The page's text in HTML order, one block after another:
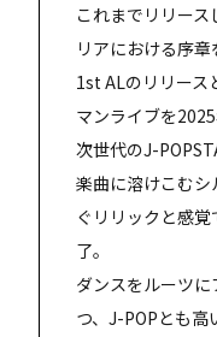
これまでリリー
リアにおける序
1st ALのリリース
マンライブを
次世代のJ-
楽曲に溶けこむ
ぐリリックと感
了。
ダンスをルーツ
つ、J-POPとも高